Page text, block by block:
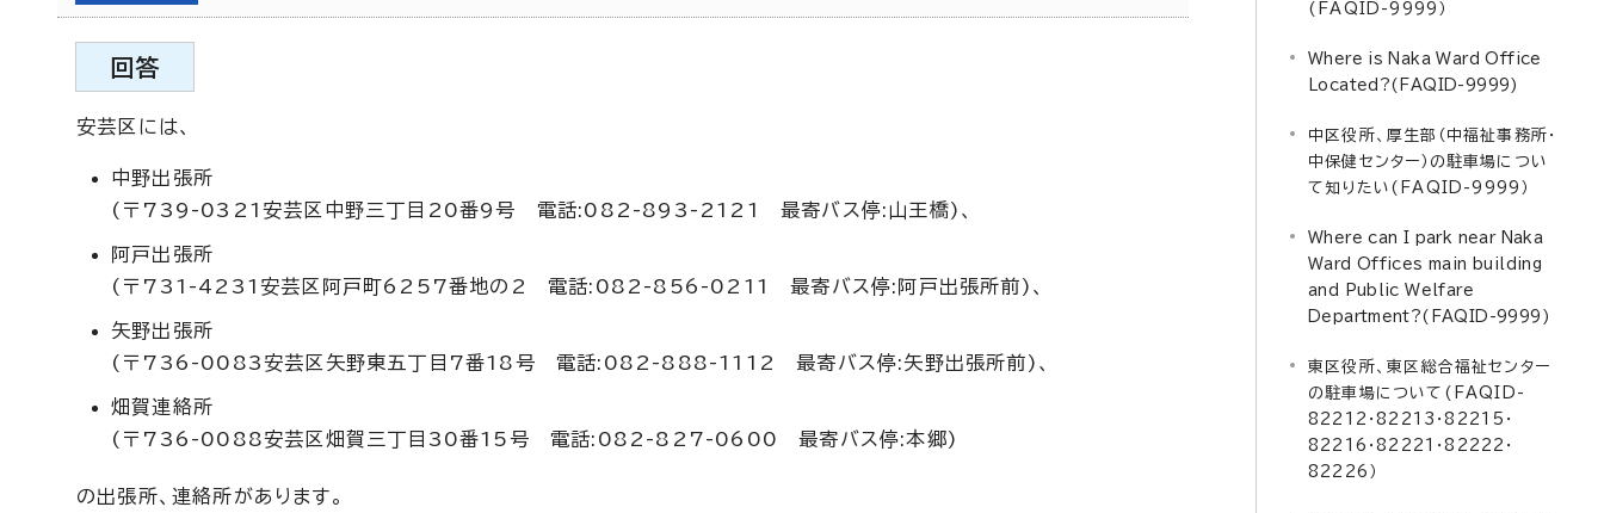
回答
安芸区には、
中野出張所
(〒739-0321安芸区中野三丁目20番9号 電話:082-893-2121 最寄バス停:山王橋)、
阿戸出張所
(〒731-4231安芸区阿戸町6257番地の2 電話:082-856-0211 最寄バス停:阿戸出張所前)、
矢野出張所
(〒736-0083安芸区矢野東五丁目7番18号 電話:082-888-1112 最寄バス停:矢野出張所前)、
畑賀連絡所
(〒736-0088安芸区畑賀三丁目30番15号 電話:082-827-0600 最寄バス停:本郷)
の出張所、連絡所があります。
(FAQID-9999）
Where is Naka Ward Office
Located?(FAQID-9999)
中区役所、厚生部（中福祉事務所・
中保健センター）の駐車場につい
て知りたい(FAQID-9999）
Where can I park near Naka
Ward Offices main building
and Public Welfare
Department?(FAQID-9999)
東区役所、東区総合福祉センター
の駐車場について(FAQID-
82212・82213・82215・
82216・82221・82222・
82226）